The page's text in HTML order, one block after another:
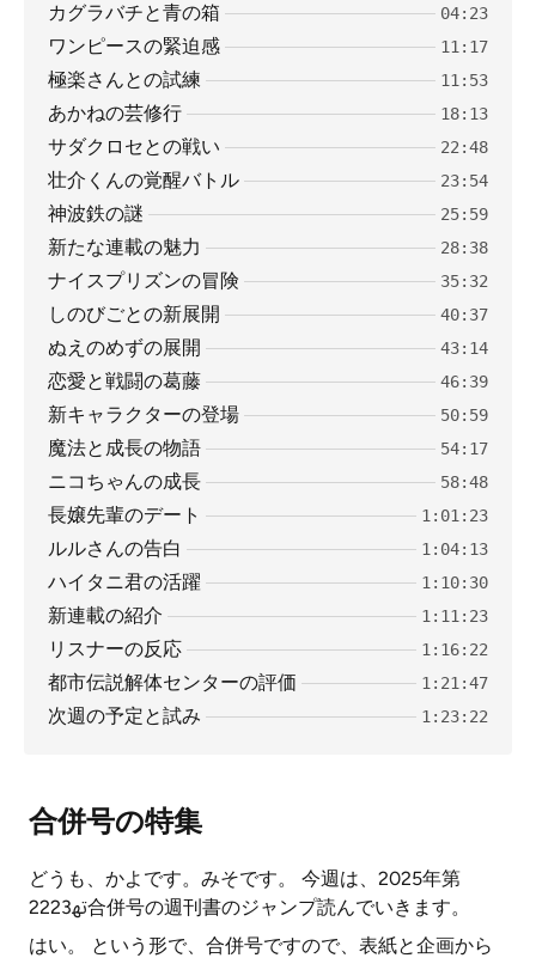
カグラバチと青の箱 04:23
ワンピースの緊迫感 11:17
極楽さんとの試練 11:53
あかねの芸修行 18:13
サダクロセとの戦い 22:48
壮介くんの覚醒バトル 23:54
神波鉄の謎 25:59
新たな連載の魅力 28:38
ナイスプリズンの冒険 35:32
しのびごとの新展開 40:37
ぬえのめずの展開 43:14
恋愛と戦闘の葛藤 46:39
新キャラクターの登場 50:59
魔法と成長の物語 54:17
ニコちゃんの成長 58:48
長嬢先輩のデート 1:01:23
ルルさんの告白 1:04:13
ハイタニ君の活躍 1:10:30
新連載の紹介 1:11:23
リスナーの反応 1:16:22
都市伝説解体センターの評価 1:21:47
次週の予定と試み 1:23:22
合併号の特集
どうも、かよです。みそです。 今週は、2025年第
22ﲥ23合併号の週刊書のジャンプ読んでいきます。
はい。 という形で、合併号ですので、表紙と企画から